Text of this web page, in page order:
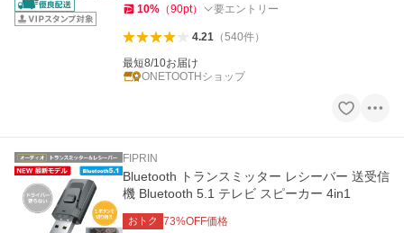
10% （90pt） 要エントリー
4.21（540件）
最短8/10お届け
ONETOOTHショップ
FIPRIN
Bluetooth トランスミッター レシーバー 送受信
機 Bluetooth 5.1 テレビ スピーカー 4in1
おトク 73%OFF価格